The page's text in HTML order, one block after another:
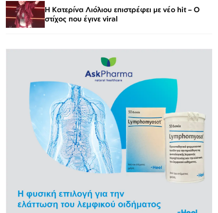
Η Κατερίνα Λιόλιου επιστρέφει με νέο hit – Ο
στίχος που έγινε viral